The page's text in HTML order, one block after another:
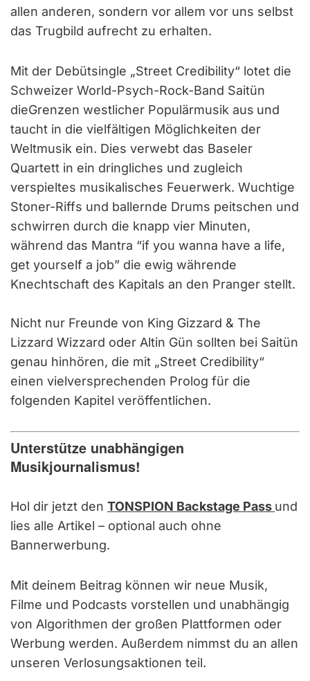
allen anderen, sondern vor allem vor uns selbst
das Trugbild aufrecht zu erhalten.
Mit der Debütsingle „Street Credibility“ lotet die
Schweizer World-Psych-Rock-Band Saitün
dieGrenzen westlicher Populärmusik aus und
taucht in die vielfältigen Möglichkeiten der
Weltmusik ein. Dies verwebt das Baseler
Quartett in ein dringliches und zugleich
verspieltes musikalisches Feuerwerk. Wuchtige
Stoner-Riffs und ballernde Drums peitschen und
schwirren durch die knapp vier Minuten,
während das Mantra “if you wanna have a life,
get yourself a job” die ewig währende
Knechtschaft des Kapitals an den Pranger stellt.
Nicht nur Freunde von King Gizzard & The
Lizzard Wizzard oder Altin Gün sollten bei Saitün
genau hinhören, die mit „Street Credibility“
einen vielversprechenden Prolog für die
folgenden Kapitel veröffentlichen.
Unterstütze unabhängigen
Musikjournalismus!
Hol dir jetzt den TONSPION Backstage Pass und
lies alle Artikel – optional auch ohne
Bannerwerbung.
Mit deinem Beitrag können wir neue Musik,
Filme und Podcasts vorstellen und unabhängig
von Algorithmen der großen Plattformen oder
Werbung werden. Außerdem nimmst du an allen
unseren Verlosungsaktionen teil.